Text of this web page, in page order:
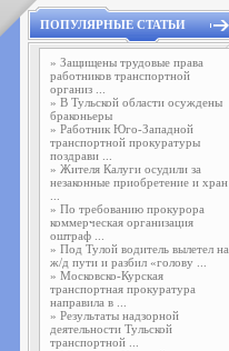
ПОПУЛЯРНЫЕ СТАТЬИ
» Защищены трудовые права
работников транспортной
организ ...
» В Тульской области осуждены
браконьеры
» Работник Юго-Западной
транспортной прокуратуры
поздрави ...
» Жителя Калуги осудили за
незаконные приобретение и хран
» По требованию прокурора
коммерческая организация
оштраф ...
» Под Тулой водитель вылетел на
ж/д пути и разбил «голову ...
» Московско-Курская
транспортная прокуратура
направила в ...
» Результаты надзорной
деятельности Тульской
транспортной ...